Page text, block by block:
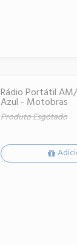
Rádio Portátil
Azul - Motobras
Produto Esgotado